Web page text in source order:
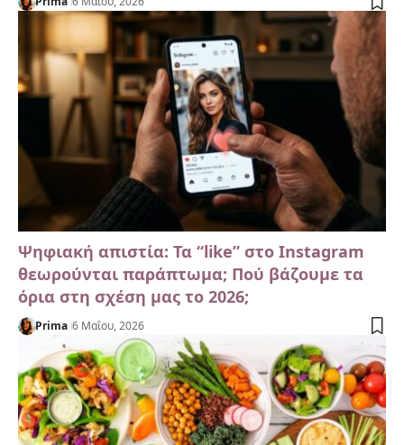
Ψηφιακή απιστία: Τα “like” στο Instagram
θεωρούνται παράπτωμα; Πού βάζουμε τα
όρια στη σχέση μας το 2026;
Prima 6 Μαΐου, 2026